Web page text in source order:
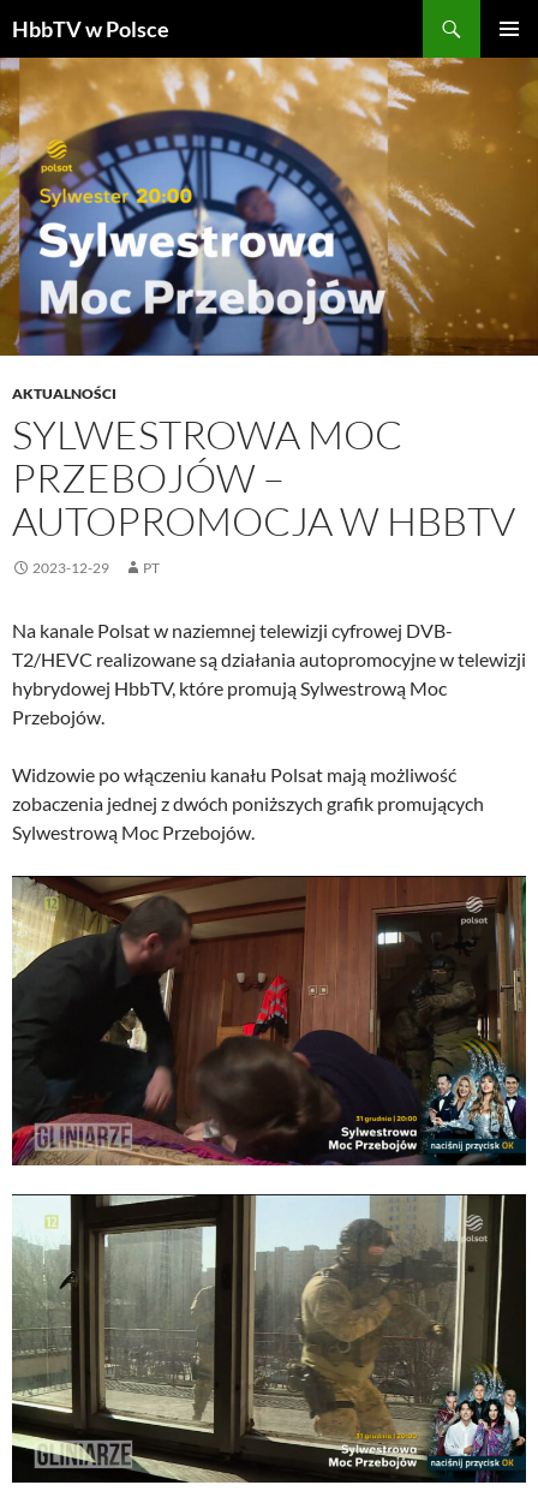
HbbTV w Polsce
DO
TREŚCI
AKTUALNOŚCI
SYLWESTROWA MOC
PRZEBOJÓW –
AUTOPROMOCJA W HBBTV
2023-12-29 PT
Na kanale Polsat w naziemnej telewizji cyfrowej DVB-
T2/HEVC realizowane są działania autopromocyjne w telewizji
hybrydowej HbbTV, które promują Sylwestrową Moc
Przebojów.
Widzowie po włączeniu kanału Polsat mają możliwość
zobaczenia jednej z dwóch poniższych grafik promujących
Sylwestrową Moc Przebojów.